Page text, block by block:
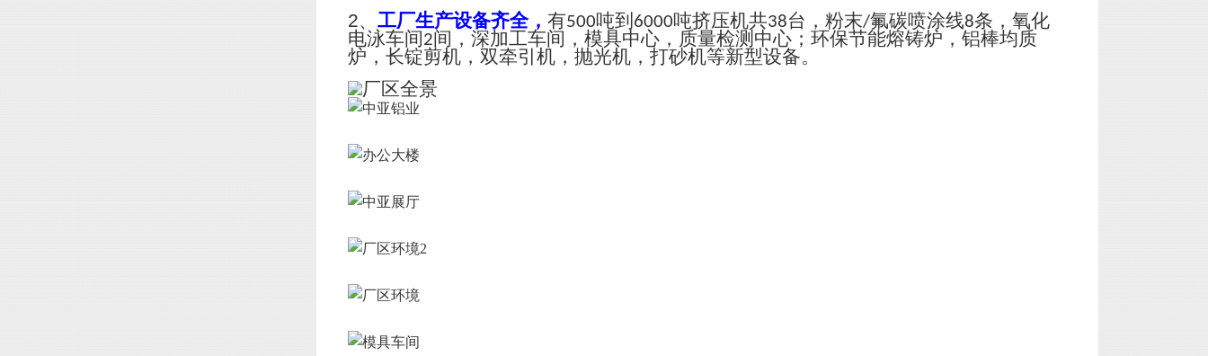
2、 工厂生产设备齐全， 有500吨到 6000吨挤压机共38台，粉末/氟碳喷涂线8条，氧化
电泳车间2间，深加工车间，模具中心，质量检测中心；环保节能熔铸炉，铝棒均质
炉，长锭剪机，双牵引机，抛光机，打砂机等新型设备。